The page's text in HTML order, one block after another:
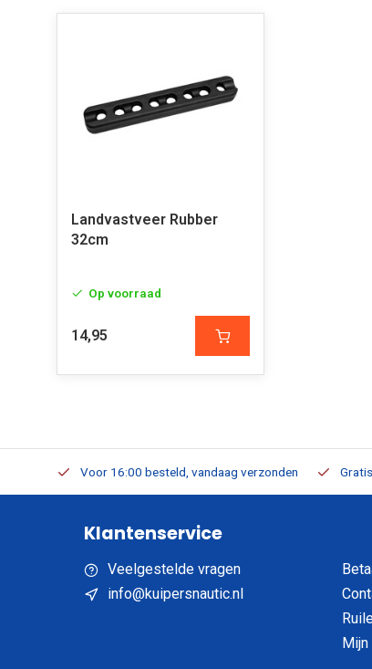
Landvastveer Rubber
32cm
Op voorraad
14,95
Voor 16:00 besteld, vandaag verzonden
Klantenservice
Veelgestelde vragen
info@kuipersnautic.nl
Mijn